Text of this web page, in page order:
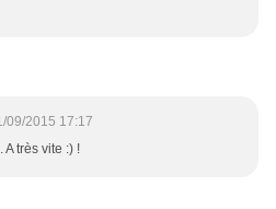
09/2015 17:17
très vite :) !